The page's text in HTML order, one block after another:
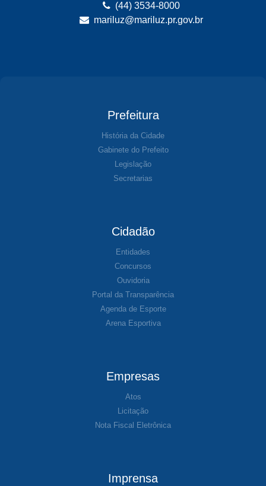
(44) 3534-8000
mariluz@mariluz.pr.gov.br
Prefeitura
História da Cidade
Gabinete do Prefeito
Legislação
Secretarias
Cidadão
Entidades
Concursos
Ouvidoria
Portal da Transparência
Agenda de Esporte
Arena Esportiva
Empresas
Atos
Licitação
Nota Fiscal Eletrônica
Imprensa